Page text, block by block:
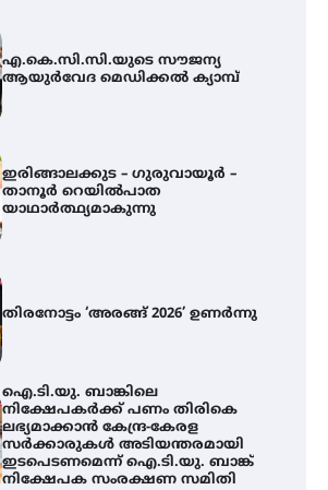
എ.കെ.സി.സി.യുടെ സൗജന്യ
ആയുർവേദ മെഡിക്കൽ ക്യാമ്പ്
ഇരിങ്ങാലക്കുട – ഗുരുവായൂർ –
താനൂർ റെയിൽപാത
യാഥാർത്ഥ്യമാകുന്നു
തിരനോട്ടം ‘അരങ്ങ് 2026’ ഉണർന്നു
ഐ.ടി.യു. ബാങ്കിലെ
നിക്ഷേപകർക്ക് പണം തിരികെ
ലഭ്യമാക്കാൻ കേന്ദ്ര-കേരള
സർക്കാരുകൾ അടിയന്തരമായി
ഇടപെടണമെന്ന് ഐ.ടി.യു. ബാങ്ക്
നിക്ഷേപക സംരക്ഷണ സമിതി